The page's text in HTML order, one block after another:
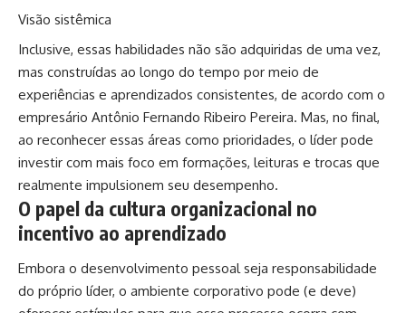
Visão sistêmica
Inclusive, essas habilidades não são adquiridas de uma vez,
mas construídas ao longo do tempo por meio de
experiências e aprendizados consistentes, de acordo com o
empresário Antônio Fernando Ribeiro Pereira. Mas, no final,
ao reconhecer essas áreas como prioridades, o líder pode
investir com mais foco em formações, leituras e trocas que
realmente impulsionem seu desempenho.
O papel da cultura organizacional no
incentivo ao aprendizado
Embora o desenvolvimento pessoal seja responsabilidade
do próprio líder, o ambiente corporativo pode (e deve)